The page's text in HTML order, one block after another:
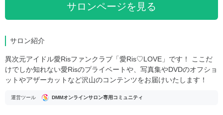
サロンページを見る
サロン紹介
異次元アイドル愛Risファンクラブ「愛Ris♡LOVE」です！ ここだ
けでしか知れない愛Risのプライベートや、写真集やDVDのオフショ
ットやアザーカットなど沢山のコンテンツをお届けいたします！
運営ツール DMMオンラインサロン専用コミュニティ